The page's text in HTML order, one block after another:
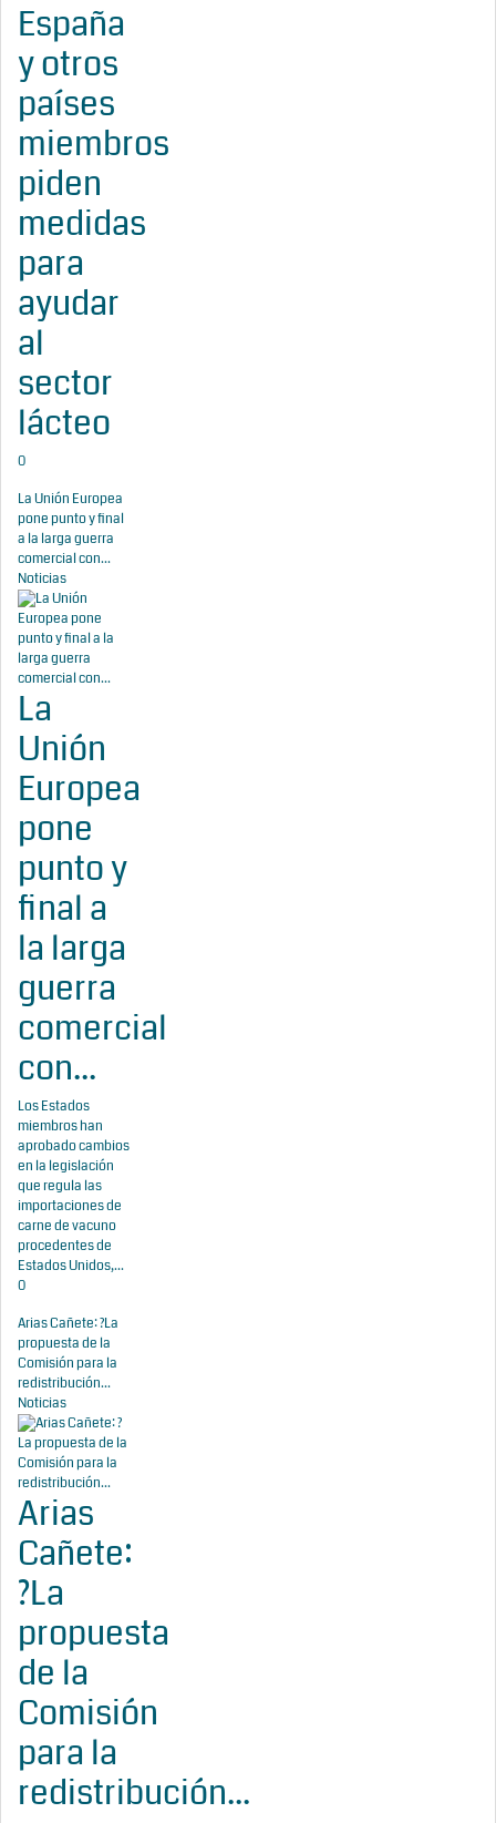
España
y otros
países
miembros
piden
medidas
para
ayudar
al
sector
lácteo
0
La Unión Europea
pone punto y final
a la larga guerra
comercial con...
Noticias
La
Unión
Europea
pone
punto y
final a
la larga
guerra
comercial
con...
Los Estados
miembros han
aprobado cambios
en la legislación
que regula las
importaciones de
carne de vacuno
procedentes de
Estados Unidos,...
0
Arias Cañete: ?La
propuesta de la
Comisión para la
redistribución...
Noticias
Arias
Cañete:
?La
propuesta
de la
Comisión
para la
redistribución...